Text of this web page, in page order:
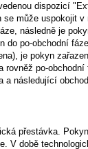
dispozicí
se může uspokojit
následně je
do po-obchodní
je pokyn
po-
následující
přestávka.
V době